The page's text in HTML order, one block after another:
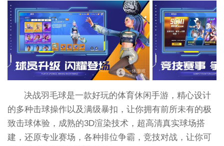
决战羽毛球是一款好玩的体育休闲手游，精心设计
的多种击球操作以及满级暴扣，让你拥有前所未有的极
致击球体验，成熟的3D渲染技术，超高清真实球场搭
建，还原专业赛场，各种排位争霸，竞技对战，让你可